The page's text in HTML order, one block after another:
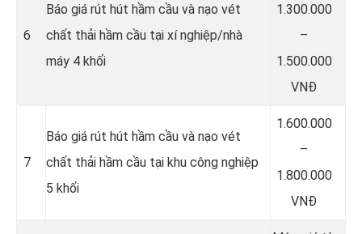
6
Báo giá rút hút hầm cầu và nạo vét
chất thải hầm cầu tại xí nghiệp/nhà
máy 4 khối
1.300.000
–
1.500.000
VNĐ
7
Báo giá rút hút hầm cầu và nạo vét
chất thải hầm cầu tại khu công nghiệp
5 khối
1.600.000
–
1.800.000
VNĐ